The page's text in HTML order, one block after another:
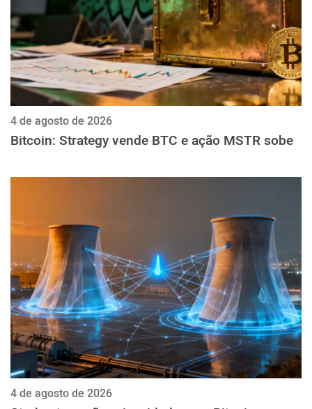
4 de agosto de 2026
Bitcoin: Strategy vende BTC e ação MSTR sobe
4 de agosto de 2026